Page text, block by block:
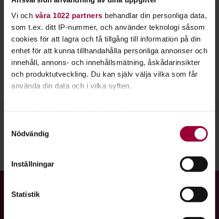
Vi och våra 1022 partners behandlar din personliga data,
som t.ex. ditt IP-nummer, och använder teknologi såsom
cookies för att lagra och få tillgång till information på din
enhet för att kunna tillhandahålla personliga annonser och
innehåll, annons- och innehållsmätning, åskådarinsikter
och produktutveckling. Du kan själv välja vilka som får
använda din data och i vilka syften.
som kan ha en noggrannhet på upp till flera meter
Du kan ändra eller dra tillbaka ditt samtycke när som
Nödvändig
Inställningar
Statistik
skapa bättre förutsättningar för unga tjejer som
älskar och vill spela hårdrock. Därför anordnas
Sweden Rock Kollo varje sommar. Alla tjejer, både
cis och trans, mellan 14-17 år som älskar
hårdrock kan ansöka.
Läs mer och ansök till Sweden Rock Kollo här.
E-mail
Gå till studiefrämjandets startsida